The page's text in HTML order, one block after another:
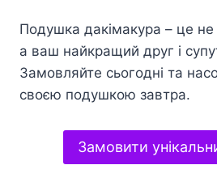
Подушка дакімакура – це
а ваш найкращий друг і
Замовляйте сьогодні та
своєю подушкою завтра.
Замовити